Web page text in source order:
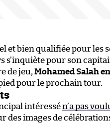
et bien qualifiée pour les
s’inquiète pour son
de jeu, Mohamed Salah
pour le prochain tour.
intéressén’a pas
des images de